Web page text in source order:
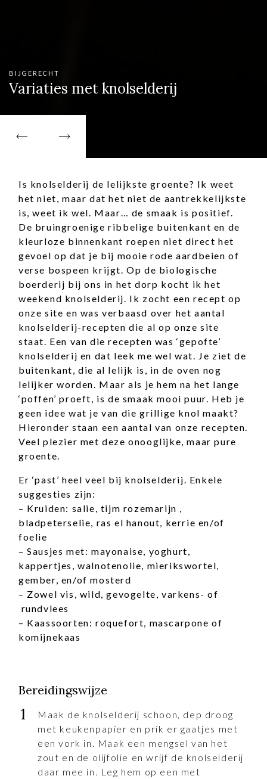
BIJGERECHT
Variaties met knolselderij
Is knolselderij de lelijkste groente? Ik weet
het niet, maar dat het niet de aantrekkelijkste
is, weet ik wel. Maar… de smaak is positief.
De bruingroenige ribbelige buitenkant en de
kleurloze binnenkant roepen niet direct het
gevoel op dat je bij mooie rode aardbeien of
verse bospeen krijgt. Op de biologische
boerderij bij ons in het dorp kocht ik het
weekend knolselderij. Ik zocht een recept op
onze site en was verbaasd over het aantal
knolselderij-recepten die al op onze site
staat. Een van die recepten was ‘gepofte’
knolselderij en dat leek me wel wat. Je ziet de
buitenkant, die al lelijk is, in de oven nog
lelijker worden. Maar als je hem na het lange
‘poffen’ proeft, is de smaak mooi puur. Heb je
geen idee wat je van die grillige knol maakt?
Hieronder staan een aantal van onze recepten.
Veel plezier met deze onooglijke, maar pure
groente.
Er ‘past’ heel veel bij knolselderij. Enkele
suggesties zijn:
– Kruiden: salie, tijm rozemarijn ,
bladpeterselie, ras el hanout, kerrie en/of
foelie
– Sausjes met: mayonaise, yoghurt,
kappertjes, walnotenolie, mierikswortel,
gember, en/of mosterd
– Zowel vis, wild, gevogelte, varkens- of
rundvlees
– Kaassoorten: roquefort, mascarpone of
komijnekaas
Bereidingswijze
Maak de knolselderij schoon, dep droog
met keukenpapier en prik er gaatjes met
een vork in. Maak een mengsel van het
zout en de olijfolie en wrijf de knolselderij
daar mee in. Leg hem op een met